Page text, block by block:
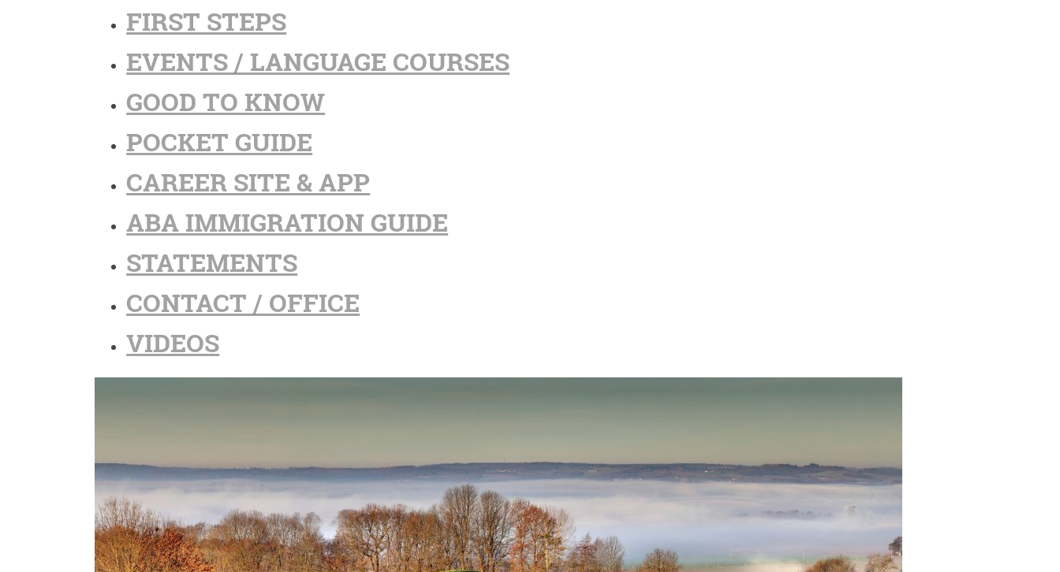
FIRST STEPS
EVENTS / LANGUAGE COURSES
GOOD TO KNOW
POCKET GUIDE
CAREER SITE & APP
ABA IMMIGRATION GUIDE
STATEMENTS
CONTACT / OFFICE
VIDEOS